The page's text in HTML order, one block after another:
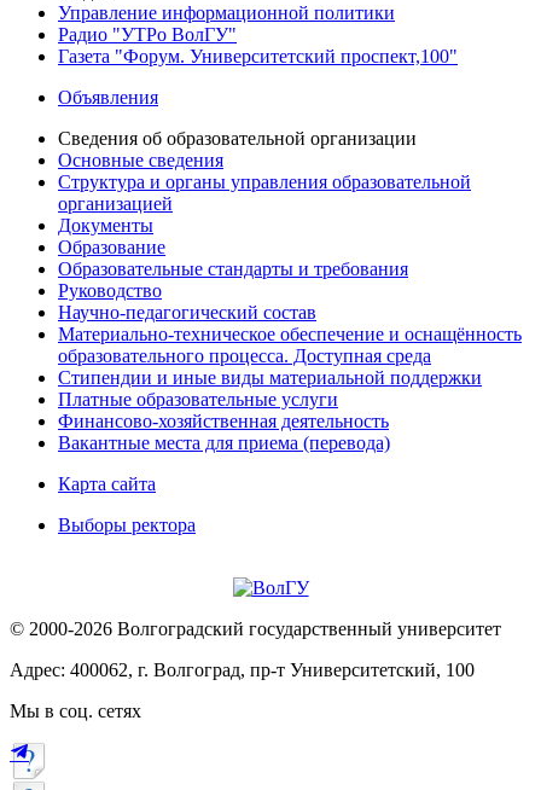
Управление информационной политики
Радио "УТРо ВолГУ"
Газета "Форум. Университетский проспект,100"
Объявления
Сведения об образовательной организации
Основные сведения
Структура и органы управления образовательной
организацией
Документы
Образование
Образовательные стандарты и требования
Руководство
Научно-педагогический состав
Материально-техническое обеспечение и оснащённость
образовательного процесса. Доступная среда
Стипендии и иные виды материальной поддержки
Платные образовательные услуги
Финансово-хозяйственная деятельность
Вакантные места для приема (перевода)
Карта сайта
Выборы ректора
© 2000-2026 Волгоградский государственный университет
Адрес: 400062, г. Волгоград, пр-т Университетский, 100
Мы в соц. сетях